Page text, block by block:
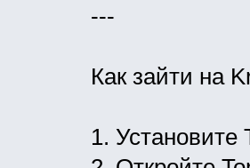
---
Как зайти на
1. Установите